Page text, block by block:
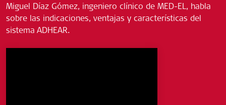
Miguel Díaz Gómez, ingeniero clínico de MED-EL, habla
sobre las indicaciones, ventajas y características del
sistema ADHEAR.